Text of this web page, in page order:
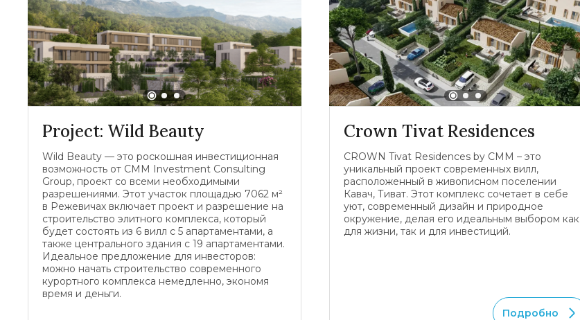
Project: Wild Beauty
Wild Beauty — это роскошная инвестиционная
возможность от CMM Investment Consulting
Group, проект со всеми необходимыми
разрешениями. Этот участок площадью 7062 м²
в Режевичах включает проект и разрешение на
строительство элитного комплекса, который
будет состоять из 6 вилл с 5 апартаментами, а
также центрального здания с 19 апартаментами.
Идеальное предложение для инвесторов:
можно начать строительство современного
курортного комплекса немедленно, экономя
время и деньги.
Crown Tivat Residences
CROWN Tivat Residences by CMM – это
уникальный проект современных вилл,
расположенный в живописном поселении
Кавач, Тиват. Этот комплекс сочетает в себе
уют, современный дизайн и природное
окружение, делая его идеальным выбором как
для жизни, так и для инвестиций.
Подробно